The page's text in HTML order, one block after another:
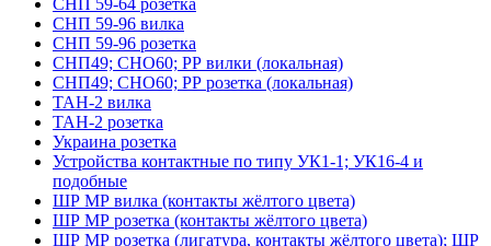
СНП 59-96 вилка
СНП 59-96 розетка
СНП49; СНО60; РР вилки (локальная)
СНП49; СНО60; РР розетка (локальная)
ТАН-2 вилка
ТАН-2 розетка
Украина розетка
Устройства контактные по типу УК1-1; УК16-4 и
подобные
ШР МР вилка (контакты жёлтого цвета)
ШР МР розетка (контакты жёлтого цвета)
ШР МР розетка (лигатура, контакты жёлтого цвета); ШР